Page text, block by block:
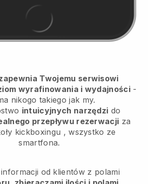
Twojemu serwisowi
wyrafinowania i wydajności -
nikogo takiego jak my.
intuicyjnych narzędzi do
przepływu rezerwacji za
kickboxingu , wszystko ze
smartfona.
informacji od klientów z polami